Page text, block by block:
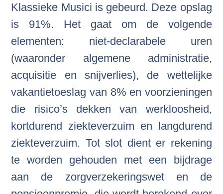
Klassieke Musici is gebeurd. Deze opslag
is 91%. Het gaat om de volgende
elementen: niet-declarabele uren
(waaronder algemene administratie,
acquisitie en snijverlies), de wettelijke
vakantietoeslag van 8% en voorzieningen
die risico’s dekken van werkloosheid,
kortdurend ziekteverzuim en langdurend
ziekteverzuim. Tot slot dient er rekening
te worden gehouden met een bijdrage
aan de zorgverzekeringswet en de